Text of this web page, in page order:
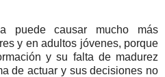
puede causar mucho más
y en adultos jóvenes, porque
y su falta de madurez
de actuar y sus decisiones no